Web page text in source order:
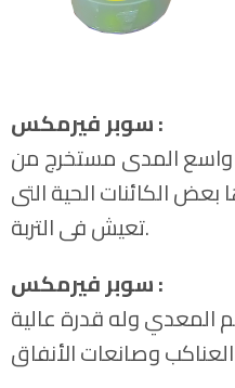
سوبر فيرمكس :
المدى مستخرج من
بعض الكائنات الحية التى
تعيش فى التربة.
سوبر فيرمكس :
المعدي وله قدرة عالية